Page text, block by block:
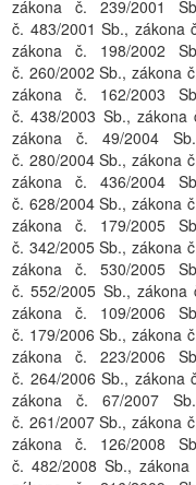
zákona č. 239/2001
č. 483/2001 Sb., zákona
zákona č. 198/2002
č. 260/2002 Sb., zákona
zákona č. 162/2003
č. 438/2003 Sb.,
zákona č. 49/2004
č. 280/2004 Sb., zákona
zákona č. 436/2004
č. 628/2004 Sb., zákona
zákona č. 179/2005
č. 342/2005 Sb., zákona
zákona č. 530/2005
č. 552/2005 Sb.,
zákona č. 109/2006
č. 179/2006 Sb., zákona
zákona č. 223/2006
č. 264/2006 Sb., zákona
zákona č. 67/2007
č. 261/2007 Sb., zákona
zákona č. 126/2008
č. 482/2008 Sb.,